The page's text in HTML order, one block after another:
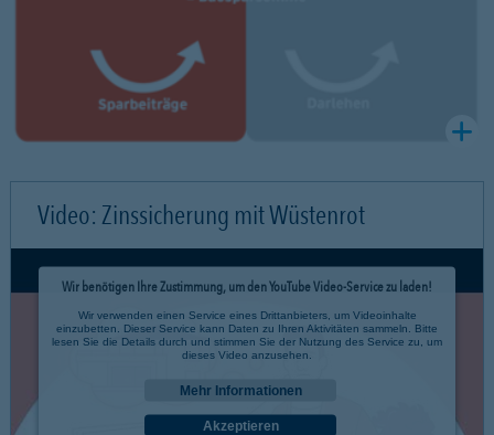
Video: Zinssicherung mit Wüstenrot
Wir benötigen Ihre Zustimmung, um den YouTube Video-Service zu laden!
Wir verwenden einen Service eines Drittanbieters, um Videoinhalte
einzubetten. Dieser Service kann Daten zu Ihren Aktivitäten sammeln. Bitte
lesen Sie die Details durch und stimmen Sie der Nutzung des Service zu, um
dieses Video anzusehen.
Mehr Informationen
Akzeptieren